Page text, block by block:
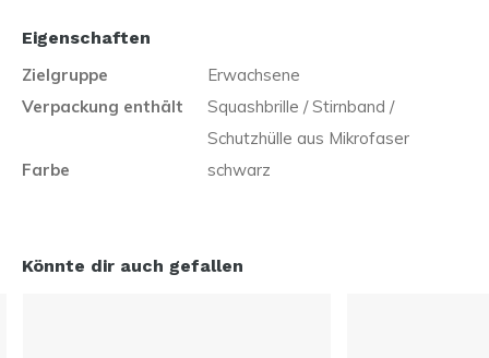
Eigenschaften
Zielgruppe
Erwachsene
Verpackung enthält
Squashbrille / Stirnband /
Schutzhülle aus Mikrofaser
Farbe
schwarz
Könnte dir auch gefallen